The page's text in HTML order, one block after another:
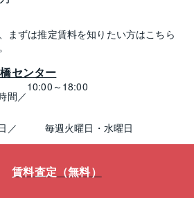
まずは推定賃料を知りたい方はこちら
センター
間／
10:00～18:00
／ 毎週火曜日・水曜日
賃料査定（無料）